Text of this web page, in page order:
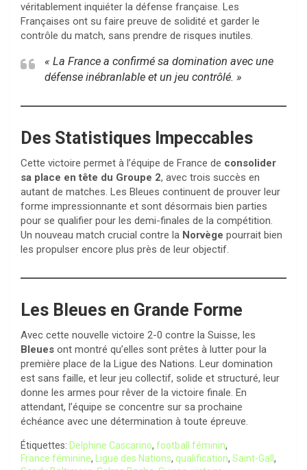
véritablement inquiéter la défense française. Les
Françaises ont su faire preuve de solidité et garder le
contrôle du match, sans prendre de risques inutiles.
« La France a confirmé sa domination avec une
défense inébranlable et un jeu contrôlé. »
Des Statistiques Impeccables
Cette victoire permet à l’équipe de France de consolider
sa place en tête du Groupe 2, avec trois succès en
autant de matches. Les Bleues continuent de prouver leur
forme impressionnante et sont désormais bien parties
pour se qualifier pour les demi-finales de la compétition.
Un nouveau match crucial contre la Norvège pourrait bien
les propulser encore plus près de leur objectif.
Les Bleues en Grande Forme
Avec cette nouvelle victoire 2-0 contre la Suisse, les
Bleues ont montré qu’elles sont prêtes à lutter pour la
première place de la Ligue des Nations. Leur domination
est sans faille, et leur jeu collectif, solide et structuré, leur
donne les armes pour rêver de la victoire finale. En
attendant, l’équipe se concentre sur sa prochaine
échéance avec une détermination à toute épreuve.
Étiquettes: Delphine Cascarino, football féminin,
France féminine, Ligue des Nations, qualification, Saint-Gall ,